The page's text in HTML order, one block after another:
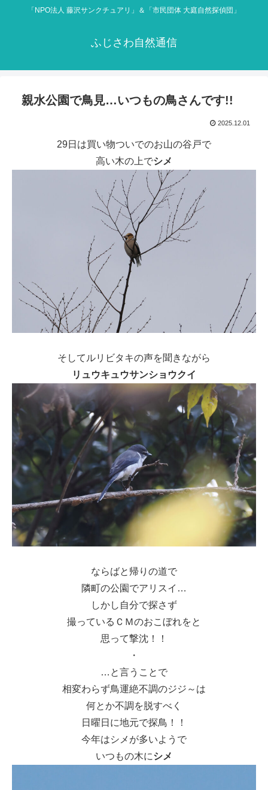
「NPO法人 藤沢サンクチュアリ」＆「市民団体 大庭自然探偵団」
ふじさわ自然通信
親水公園で鳥見…いつもの鳥さんです!!
2025.12.01
29日は買い物ついでのお山の谷戸で
高い木の上でシメ
そしてルリビタキの声を聞きながら
リュウキュウサンショウクイ
ならばと帰りの道で
隣町の公園でアリスイ…
しかし自分で探さず
撮っているＣＭのおこぼれをと
思って撃沈！！
・
…と言うことで
相変わらず鳥運絶不調のジジ～は
何とか不調を脱すべく
日曜日に地元で探鳥！！
今年はシメが多いようで
いつもの木にシメ